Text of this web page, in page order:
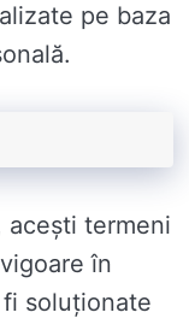
pe baza
acești termeni
în
soluționate